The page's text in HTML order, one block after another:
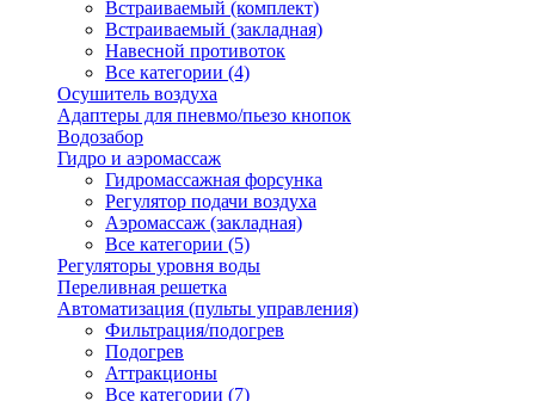
Встраиваемый (комплект)
Встраиваемый (закладная)
Навесной противоток
Все категории (4)
Осушитель воздуха
Адаптеры для пневмо/пьезо кнопок
Водозабор
Гидро и аэромассаж
Гидромассажная форсунка
Регулятор подачи воздуха
Аэромассаж (закладная)
Все категории (5)
Регуляторы уровня воды
Переливная решетка
Автоматизация (пульты управления)
Фильтрация/подогрев
Подогрев
Аттракционы
Все категории (7)